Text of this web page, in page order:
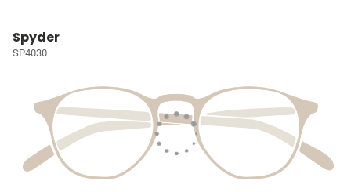
Spyder
SP4030